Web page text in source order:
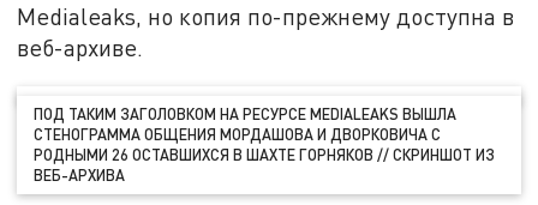
Medialeaks, но копия по-прежнему доступна в
веб-архиве.
ПОД ТАКИМ ЗАГОЛОВКОМ НА РЕСУРСЕ MEDIALEAKS ВЫШЛА
СТЕНОГРАММА ОБЩЕНИЯ МОРДАШОВА И ДВОРКОВИЧА С
РОДНЫМИ 26 ОСТАВШИХСЯ В ШАХТЕ ГОРНЯКОВ // СКРИНШОТ ИЗ
ВЕБ-АРХИВА